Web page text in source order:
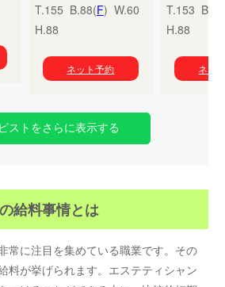
T.155 B.88(F) W.60
H.88
ネット予約
T.153
H.88
ネッ
ストをさらに表示する
給料事情とは
常に注目を集めている職業です。その
料が挙げられます。エステティシャン